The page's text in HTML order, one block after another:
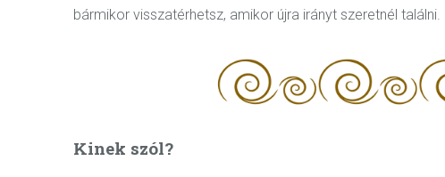
bármikor visszatérhetsz, amikor újra irányt szeretnél találni.
Kinek szól?